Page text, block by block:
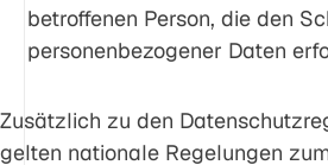
betroffenen Person, die den
personenbezogener Daten
Zusätzlich zu den
gelten nationale Regelungen